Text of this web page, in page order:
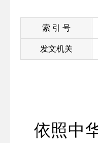
索 引 号
发文机关
依照中